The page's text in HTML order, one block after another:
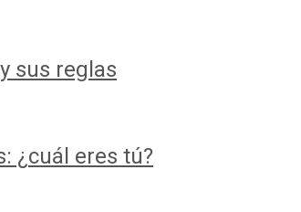
sus reglas
¿cuál eres tú?